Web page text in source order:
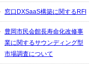
窓口DXSaaS構築に関するRFI
豊岡市民会館長寿命化改修事
業に関するサウンディング型
市場調査について